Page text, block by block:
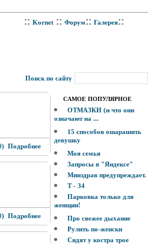
:: Kornet :: Форум:: Галерея::
Поиск по сайту
Подробнее
Подробнее
САМОЕ ПОПУЛЯРНОЕ
ОТМАЗКИ (и что они
означают на ...
15 способов ошарашить
девушку
Моя семья
Запросы в "Яндексе"
Минздрав предупреждает.
Т - 34
Парковка только для
женщин!
Про свежее дыхание
Рулить по-женски
Сидят у костра трое